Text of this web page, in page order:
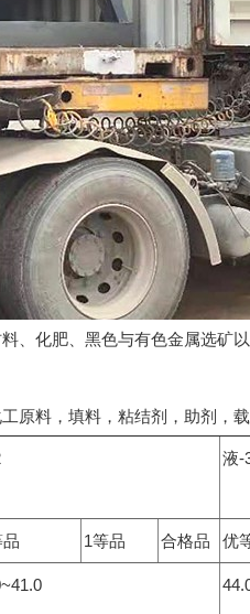
、化肥、黑色与有色金属选矿
原料，填料，粘结剂，助剂，
液-
1等品 合格品 优